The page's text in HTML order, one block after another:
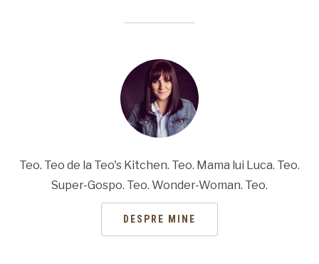
Teo. Teo de la Teo's Kitchen. Teo. Mama lui Luca. Teo.
Super-Gospo. Teo. Wonder-Woman. Teo.
DESPRE MINE